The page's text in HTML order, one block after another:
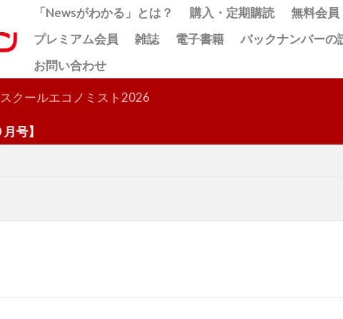
「Newsがわかる」とは？ 購入・定期購読
無料会員
プレミアム会員
雑誌 電子書籍
バックナンバーの
お問い合わせ
スクールエコノミスト2026
検索